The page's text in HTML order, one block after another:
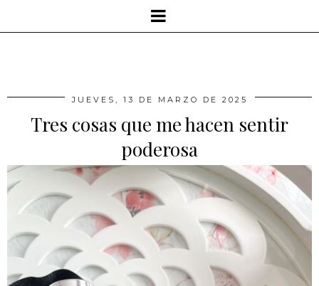
JUEVES, 13 DE MARZO DE 2025
Tres cosas que me hacen sentir
poderosa